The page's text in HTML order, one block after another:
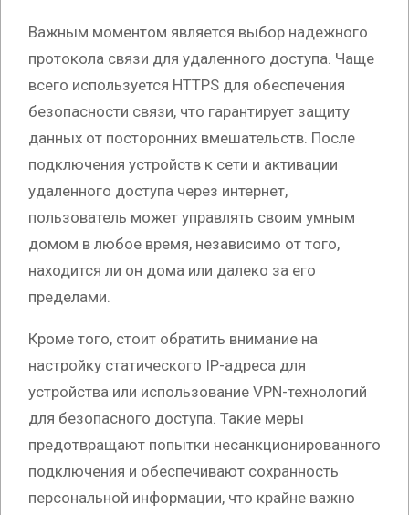
Важным моментом является выбор надежного
протокола связи для удаленного доступа. Чаще
всего используется HTTPS для обеспечения
безопасности связи, что гарантирует защиту
данных от посторонних вмешательств. После
подключения устройств к сети и активации
удаленного доступа через интернет,
пользователь может управлять своим умным
домом в любое время, независимо от того,
находится ли он дома или далеко за его
пределами.
Кроме того, стоит обратить внимание на
настройку статического IP-адреса для
устройства или использование VPN-технологий
для безопасного доступа. Такие меры
предотвращают попытки несанкционированного
подключения и обеспечивают сохранность
персональной информации, что крайне важно